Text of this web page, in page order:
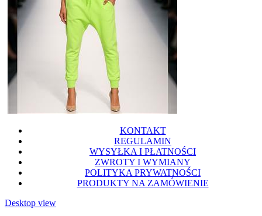
KONTAKT
REGULAMIN
WYSYŁKA I PŁATNOŚCI
ZWROTY I WYMIANY
POLITYKA PRYWATNOŚCI
PRODUKTY NA ZAMÓWIENIE
Desktop view